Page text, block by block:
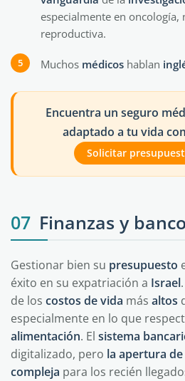
especialmente en
reproductiva.
Muchos médicos hablan
Encuentra un seguro
adaptado a tu vida
Solicitar
07 Finanzas y
Gestionar bien su presupuesto
éxito en su expatriación a Israel
de los costos de vida más altos
especialmente en lo que
alimentación. El sistema
digitalizado, pero la apertura
compleja para los recién